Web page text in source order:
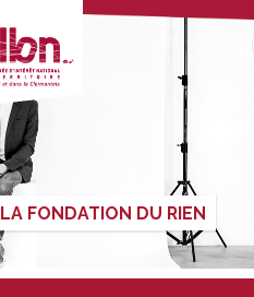
LA FONDATION DU RIEN